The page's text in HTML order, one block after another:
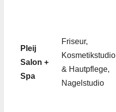
Pleij
Salon +
Spa
Friseur,
Kosmetikstudio
& Hautpflege,
Nagelstudio